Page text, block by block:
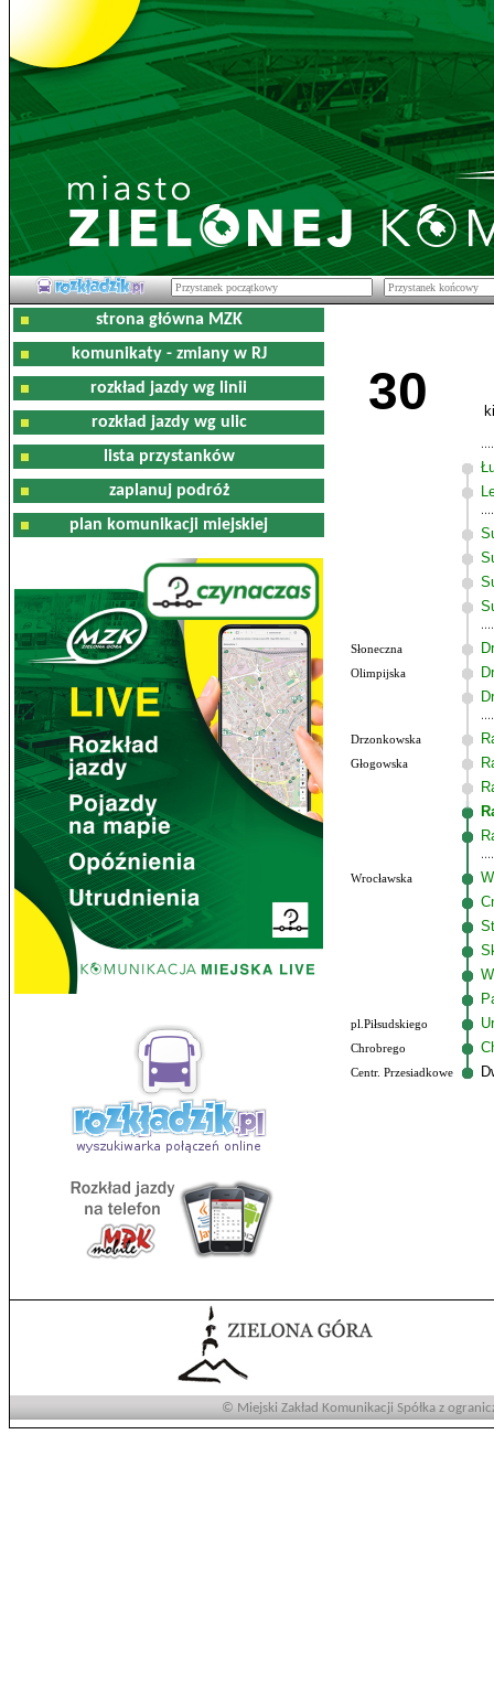
strona główna MZK
komunikaty - zmiany w RJ
rozkład jazdy wg linii
rozkład jazdy wg ulic
lista przystanków
zaplanuj podróż
plan komunikacji miejskiej
30
Słoneczna
Olimpijska
Drzonkowska
Głogowska
Wrocławska
pl.Piłsudskiego
Chrobrego
Centr. Przesiadkowe
© Miejski Zakład Komunikacji Spółka z